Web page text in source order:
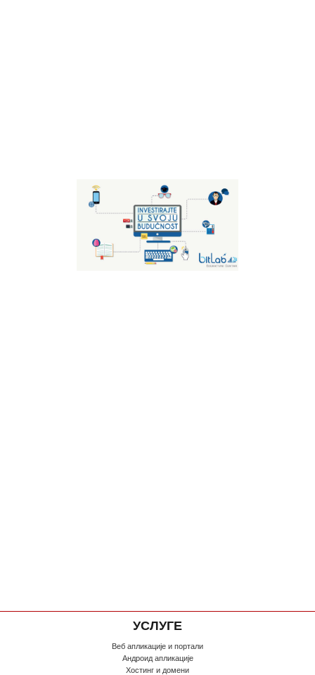
УСЛУГЕ
Веб апликације и портали
Андроид апликације
Хостинг и домени